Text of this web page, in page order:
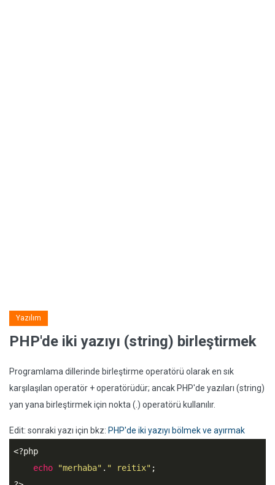
Yazılım
PHP'de iki yazıyı (string) birleştirmek
Programlama dillerinde birleştirme operatörü olarak en sık
karşılaşılan operatör + operatörüdür; ancak PHP'de yazıları (string)
yan yana birleştirmek için nokta (.) operatörü kullanılır.
Edit: sonraki yazı için bkz: PHP'de iki yazıyı bölmek ve ayırmak
<?php
echo
"merhaba" . " reitix"